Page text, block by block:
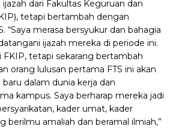
dari Fakultas Keguruan dan
tetapi bertambah dengan
“Saya merasa bersyukur dan bahagia
ijazah mereka di periode ini.
FKIP, tetapi sekarang bertambah
orang lulusan pertama FTS ini akan
dalam dunia kerja dan
kampus. Saya berharap mereka jadi
kader umat, kader
berilmu amaliah dan beramal ilmiah,”